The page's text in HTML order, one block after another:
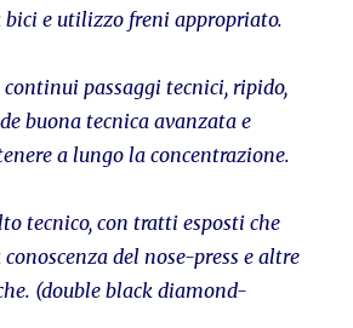
e utilizzo freni appropriato.
continui passaggi tecnici, ripido,
buona tecnica avanzata e
a lungo la concentrazione.
tecnico, con tratti esposti che
conoscenza del nose-press e altre
(double black diamond-